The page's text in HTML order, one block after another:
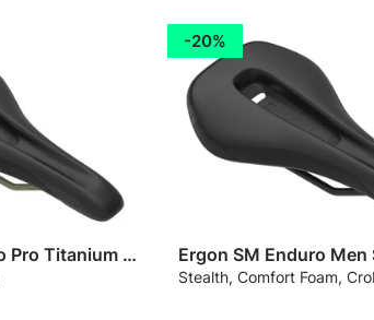
Ergon SM Enduro Pro Titanium Men Sete
20%
Ergon SM Enduro Men
Stealth, Comfort Foam,